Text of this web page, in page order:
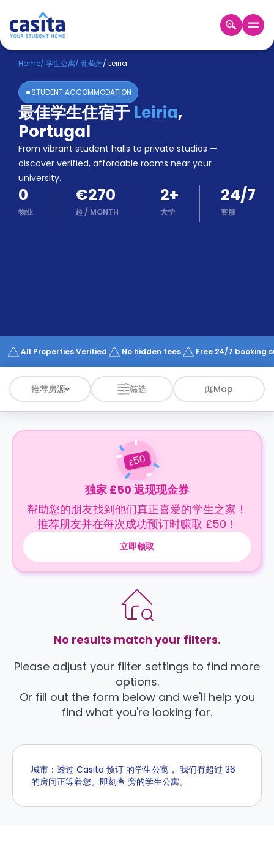
Home ZH EUR
登
入
Booking
Accommodation
About
us
Blog
Refer
And
Earn
Become
Works
Home/ 学生公寓/ 葡萄牙/ Leiria
STUDENT ACCOMMODATION
最佳学生住宿于 Leiria,
Portugal
From vibrant student halls to private studios —
discover verified, affordable rooms near your
university.
0
物业
€270
起 / MONTH
2+
大学
24/7
客服
All Properties Verified No hidden fees Free 24/7 booking
推荐房源 筛选 Map
£50
独家 £50 返现现金券
帮助您的朋友找到他们真正喜爱的学生之家！
推荐朋友并在每次成功预订时赚取 £50！
立即领取
No results match your filters.
Please adjust your filter settings to find more
options.
Or fill out the form below and we'll help you
find what you're looking for.
城市：透过 Casita 预订 的学生公寓， 我们有超过 36
的房间正等着您。即刻查 旁的学生公寓。